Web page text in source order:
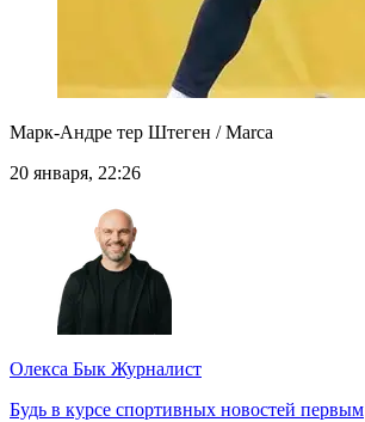
Марк-Андре тер Штеген / Marca
20 января, 22:26
Олекса Бык Журналист
Будь в курсе спортивных новостей первым